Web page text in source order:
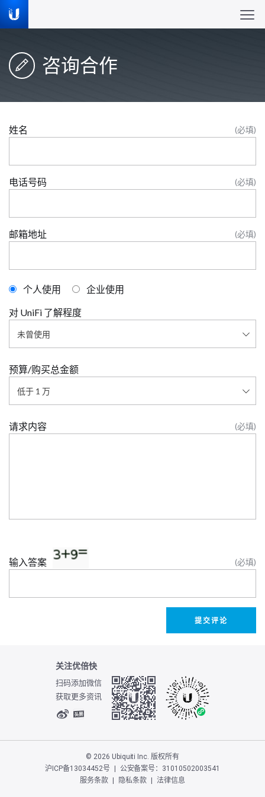
咨询合作
姓名 (必填)
电话号码 (必填)
邮箱地址 (必填)
个人使用 企业使用
对 UniFi 了解程度
预算/购买总金额
请求内容 (必填)
输入答案 (必填)
提交评论
关注优倍快
扫码添加微信
获取更多资讯
© 2026 Ubiquiti Inc. 版权所有
沪ICP备13034452号 | 公安备案号：31010502003541
服务条款 | 隐私条款 | 法律信息